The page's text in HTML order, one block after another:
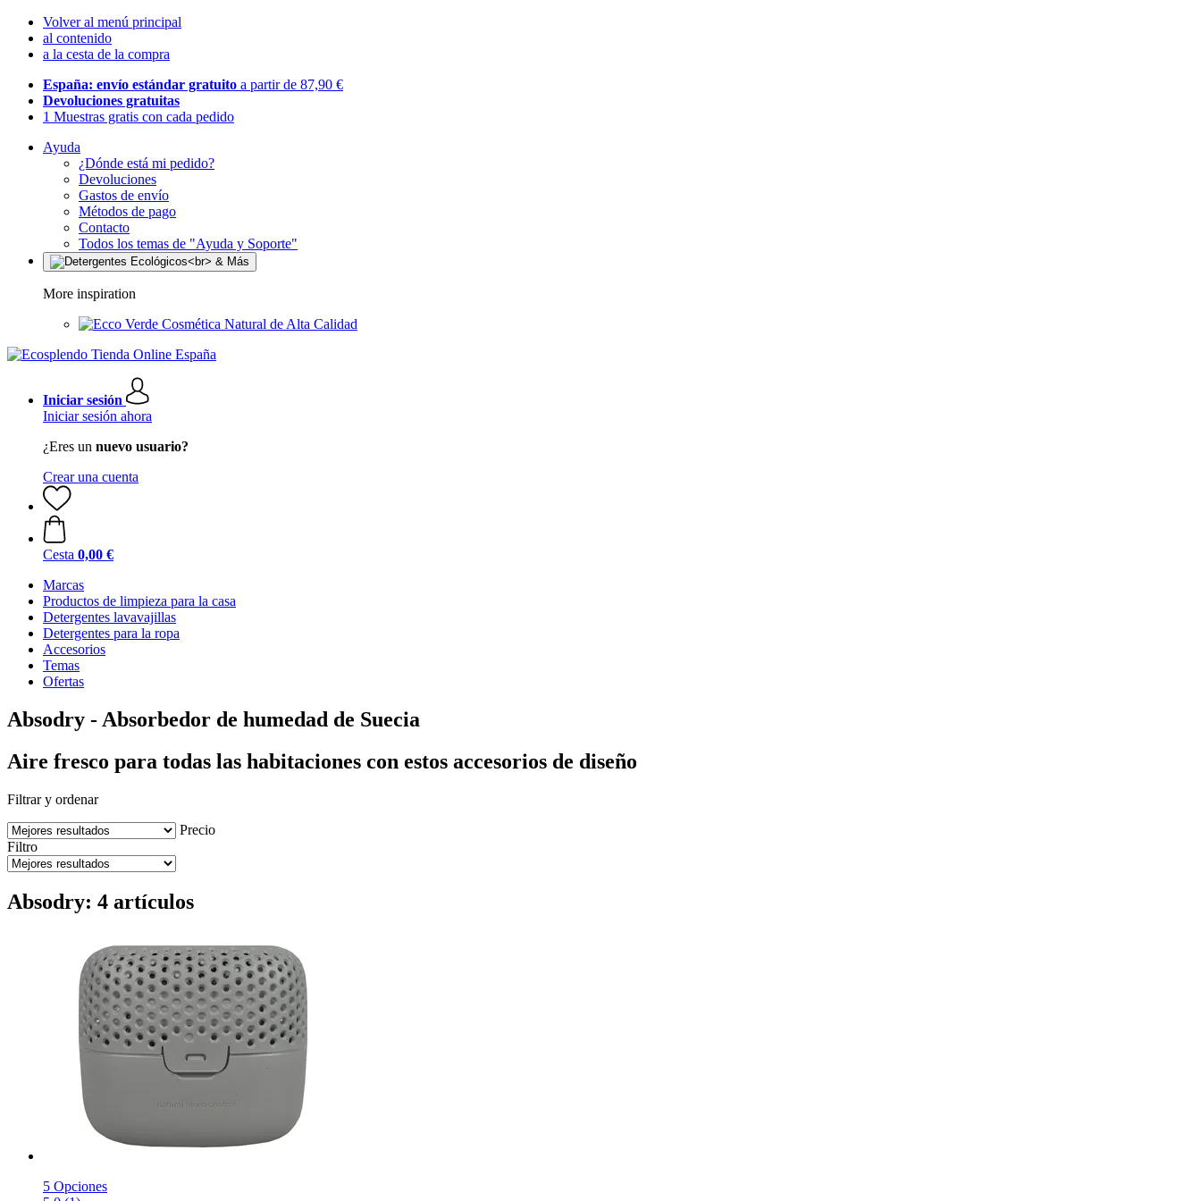
Volver al menú principal
al contenido
a la cesta de la compra
España: envío estándar gratuito a partir de 87,90 €
Devoluciones gratuitas
1 Muestras gratis con cada pedido
Ayuda
¿Dónde está mi pedido?
Devoluciones
Gastos de envío
Métodos de pago
Contacto
Todos los temas de "Ayuda y Soporte"
More inspiration
Cosmética Natural de Alta Calidad
Iniciar sesión
Iniciar sesión ahora
¿Eres un nuevo usuario?
Crear una cuenta
Cesta 0,00 €
Marcas
Productos de limpieza para la casa
Detergentes lavavajillas
Detergentes para la ropa
Accesorios
Temas
Ofertas
Absodry - Absorbedor de humedad de Suecia
Aire fresco para todas las habitaciones con estos accesorios de diseño
Filtrar y ordenar
Precio
Filtro
Absodry: 4 artículos
5 Opciones